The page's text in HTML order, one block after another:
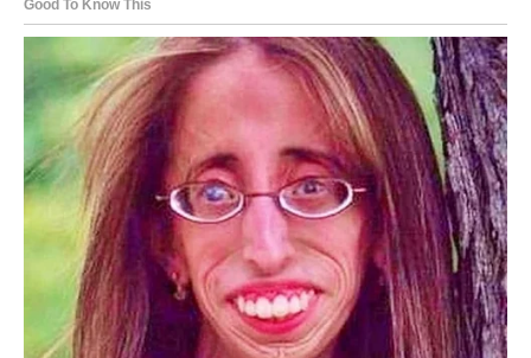
isplatilo. Želje koje se ispunjavaju možda neće doći
odjednom, ali će doći u pravom trenutku i na pravi način.
Ovo je period kada univerzum nagrađuje one koji nisu
odustali čak ni onda kada je bilo najteže.
Važno je da ne sumnjate u proces. Svaka mala promena,
svaki korak napred i svaka nova prilika deo su veće slike
koja se sada slaže pred vašim očima. Sudbina vam ne
donosi iluzije, već stvarne, opipljive promene koje mogu
da traju godinama.